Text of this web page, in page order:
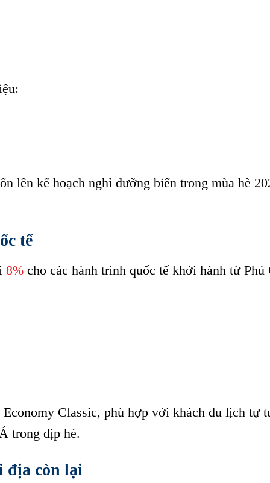
lên kế hoạch nghỉ dưỡng biển trong mùa hè
tế
8% cho các hành trình quốc tế khởi hành từ Phú
Classic, phù hợp với khách du lịch tự
trong dịp hè.
địa còn lại